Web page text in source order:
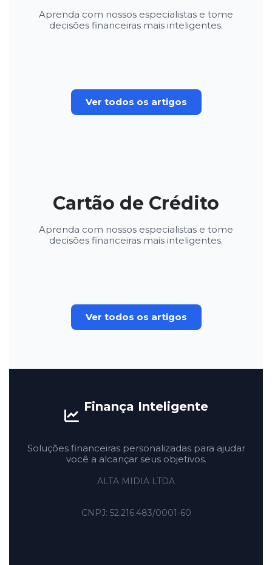
Aprenda com nossos especialistas e tome
decisões financeiras mais inteligentes.
Ver todos os artigos
Cartão de Crédito
Aprenda com nossos especialistas e tome
decisões financeiras mais inteligentes.
Ver todos os artigos
Finança Inteligente
Soluções financeiras personalizadas para ajudar
você a alcançar seus objetivos.
ALTA MIDIA LTDA
CNPJ: 52.216.483/0001-60